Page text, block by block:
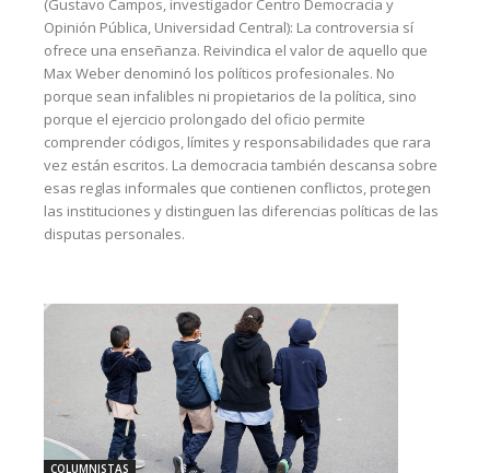
(Gustavo Campos, investigador Centro Democracia y
Opinión Pública, Universidad Central): La controversia sí
ofrece una enseñanza. Reivindica el valor de aquello que
Max Weber denominó los políticos profesionales. No
porque sean infalibles ni propietarios de la política, sino
porque el ejercicio prolongado del oficio permite
comprender códigos, límites y responsabilidades que rara
vez están escritos. La democracia también descansa sobre
esas reglas informales que contienen conflictos, protegen
las instituciones y distinguen las diferencias políticas de las
disputas personales.
COLUMNISTAS